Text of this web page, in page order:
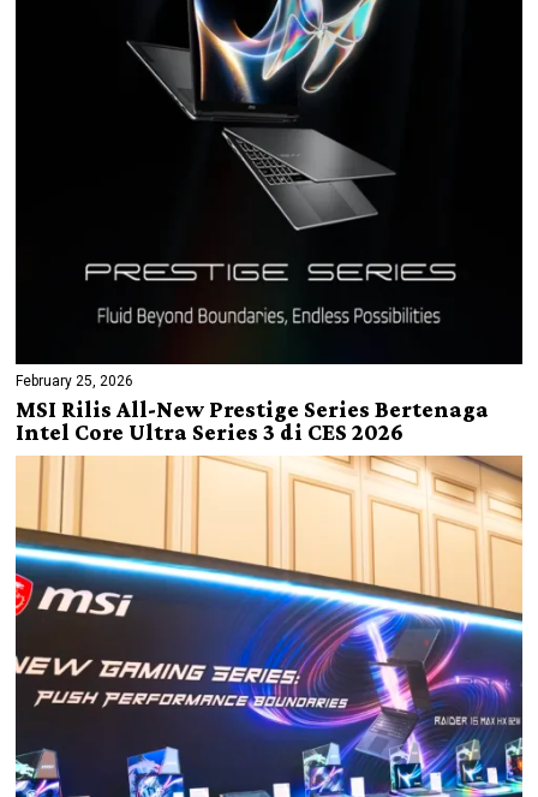
February 25, 2026
MSI Rilis All-New Prestige Series Bertenaga
Intel Core Ultra Series 3 di CES 2026